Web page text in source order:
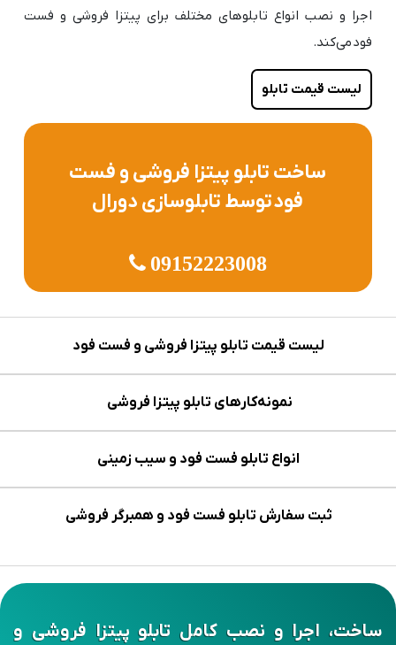
اجرا و نصب انواع تابلوهای مختلف برای پیتزا فروشی و فست
فود می‌کند.
لیست قیمت تابلو
ساخت تابلو پیتزا فروشی و فست
فود توسط تابلوسازی دورال
09152223008
لیست قیمت تابلو پیتزا فروشی و فست فود
نمونه‌کارهای تابلو پیتزا فروشی
انواع تابلو فست فود و سیب زمینی
ثبت سفارش تابلو فست فود و همبرگر فروشی
ساخت، اجرا و نصب کامل تابلو پیتزا فروشی و